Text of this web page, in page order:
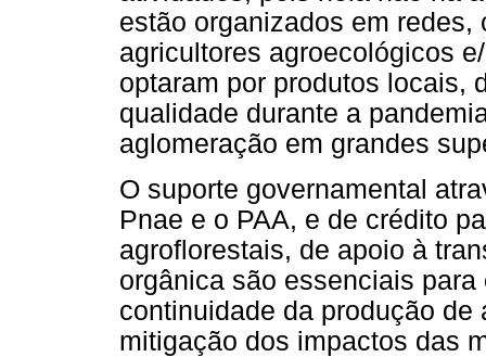
estão organizados em
agricultores agroecológicos
optaram por produtos locais,
qualidade durante a
aglomeração em grandes
O suporte governamental
Pnae e o PAA, e de crédito
agroflorestais, de apoio à
orgânica são essenciais
continuidade da produção
mitigação dos impactos das